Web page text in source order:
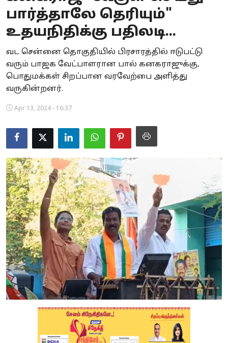
Business
Crime
Tamilnadu
National
World
Astrology
Spirituality
Weather
Politics
பார்த்தாலே தெரியும்"
உதயநிதிக்கு பதிலடி...
வட சென்னை தொகுதியில் பிரசாரத்தில் ஈடுபட்டு
வரும் பாஜக வேட்பாளரான பால் கனகராஜுக்கு,
பொதுமக்கள் சிறப்பான வரவேற்பை அளித்து
வருகின்றனர்.
Apr 13, 2024 - 16:37